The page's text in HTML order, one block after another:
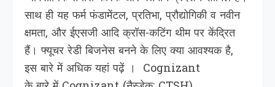
साथ ही यह फर्म फंडामेंटल, प्रतिभा, प्रौद्योगिकी व नवीन
क्षमता, और ईएसजी आद‍ि क्रॉस-कटिंग थीम पर केंद्रित
हैं। फ्यूचर रेडी ब‍िजनेस बनने के लिए क्‍या आवश्‍यक है,
इस बारे में अधिक यहां पढ़ें । Cognizant